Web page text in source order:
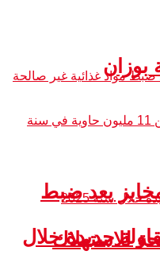
مخابز بعد ضبط
للاستهلاك
بوزان
ألف مقاولة جديدة خلال